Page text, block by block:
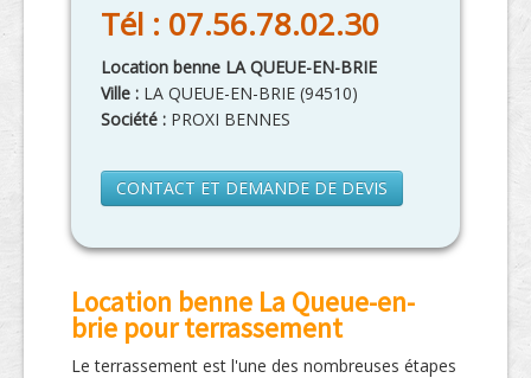
Tél : 07.56.78.02.30
Location benne LA QUEUE-EN-BRIE
Ville : LA QUEUE-EN-BRIE (94510)
Société : PROXI BENNES
CONTACT ET DEMANDE DE DEVIS
Location benne La Queue-en-
brie pour terrassement
Le terrassement est l'une des nombreuses étapes